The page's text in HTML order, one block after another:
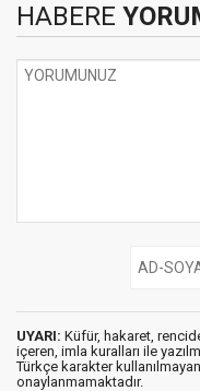
HABERE
UYARI: Küfür, hakaret,
içeren, imla kuralları ile
Türkçe karakter
onaylanmamaktadır.